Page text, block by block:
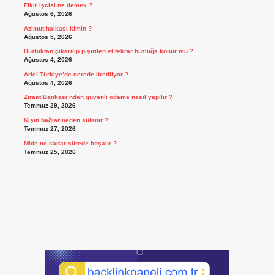
Fikir işcisi ne demek ?
Ağustos 6, 2026
Azimut halkası kimin ?
Ağustos 5, 2026
Buzluktan çıkarılıp pişirilen et tekrar buzluğa konur mu ?
Ağustos 4, 2026
Ariel Türkiye’de nerede üretiliyor ?
Ağustos 4, 2026
Ziraat Bankası’ndan güvenli ödeme nasıl yapılır ?
Temmuz 29, 2026
Kışın bağlar neden sulanır ?
Temmuz 27, 2026
Mide ne kadar sürede boşalır ?
Temmuz 25, 2026